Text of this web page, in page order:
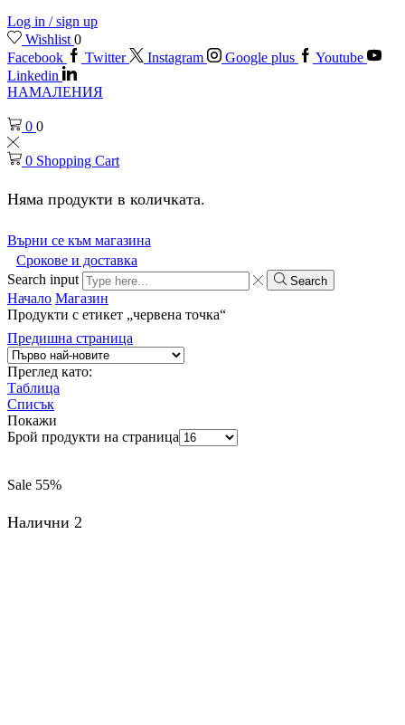
Log in / sign up
Wishlist 0
Facebook
Twitter Instagram Google plus
Youtube
Linkedin
НАМАЛЕНИЯ
0 0
0 Shopping Cart
Няма продукти в количката.
Върни се към магазина
Срокове и доставка
Search input
Search
Начало Магазин
Продукти с етикет „червена точка“
Предишна страница
Преглед като:
Таблица
Списък
Покажи
Брой продукти на страница
Sale 55%
Налични 2